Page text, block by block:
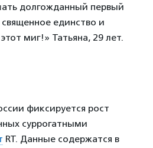
долгожданный первый
единство и
миг!» Татьяна, 29 лет.
фиксируется рост
суррогатными
RT. Данные содержатся в